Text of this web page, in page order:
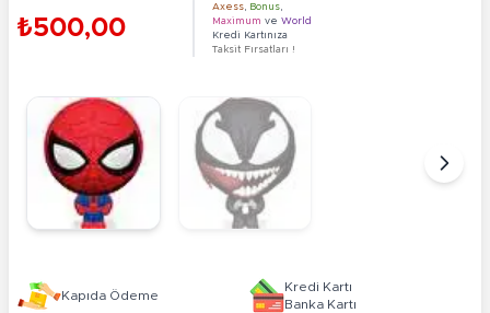
₺500,00
Axess Bonus
Maximum ve World
Kredi Kartınıza
Taksit Fırsatları !
Kapıda Ödeme
Kredi Kartı
Banka Kartı